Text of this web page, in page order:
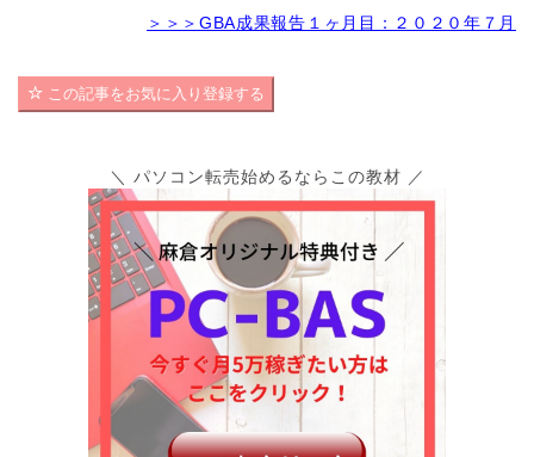
＞＞＞GBA成果報告１ヶ月目：２０２０年７月
この記事をお気に入り登録する
＼ パソコン転売始めるならこの教材 ／